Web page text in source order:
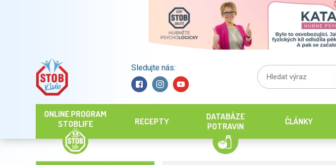
Sledujte nás:
ONLINE PROGRAM
STOBLIFE
RECEPTY
DATABÁZE
POTRAVIN
ČLÁNKY